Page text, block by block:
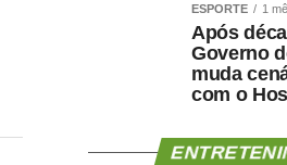
ESPORTE 1
Após
Governo
muda
com o